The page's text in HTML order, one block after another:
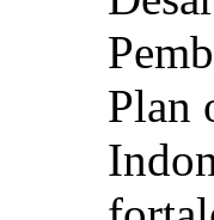
Plan